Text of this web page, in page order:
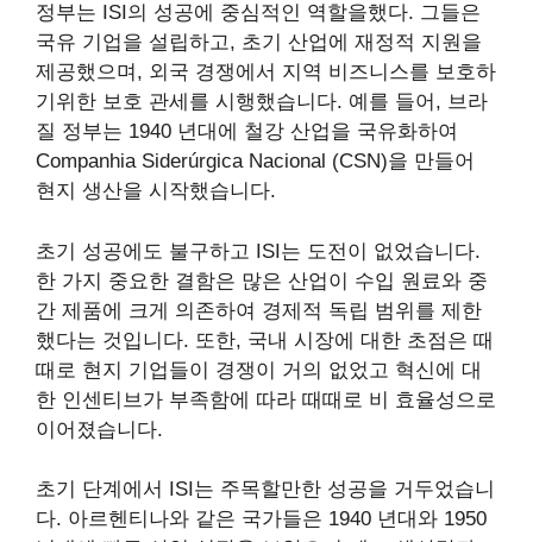
정부는 ISI의 성공에 중심적인 역할을했다. 그들은
국유 기업을 설립하고, 초기 산업에 재정적 지원을
제공했으며, 외국 경쟁에서 지역 비즈니스를 보호하
기위한 보호 관세를 시행했습니다. 예를 들어, 브라
질 정부는 1940 년대에 철강 산업을 국유화하여
Companhia Siderúrgica Nacional (CSN)을 만들어
현지 생산을 시작했습니다.
초기 성공에도 불구하고 ISI는 도전이 없었습니다.
한 가지 중요한 결함은 많은 산업이 수입 원료와 중
간 제품에 크게 의존하여 경제적 독립 범위를 제한
했다는 것입니다. 또한, 국내 시장에 대한 초점은 때
때로 현지 기업들이 경쟁이 거의 없었고 혁신에 대
한 인센티브가 부족함에 따라 때때로 비 효율성으로
이어졌습니다.
초기 단계에서 ISI는 주목할만한 성공을 거두었습니
다. 아르헨티나와 같은 국가들은 1940 년대와 1950